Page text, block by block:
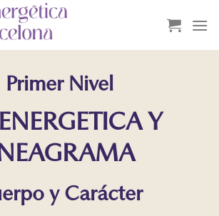
Primer Nivel
Y
y Carácter